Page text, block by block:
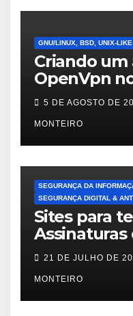
GNU/LINUX, BSD, UNIX-
Criando um
OpenVpn
distros
Mint Linux
5 DE AGOSTO DE
MONTEIRO
SEGURANÇA DA
SEGURANÇA DIGITAL &
Sites para
Assinaturas
Malwares
21 DE JULHO DE
MONTEIRO